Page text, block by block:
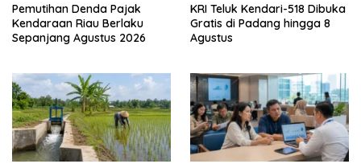
Pemutihan Denda Pajak
Kendaraan Riau Berlaku
Sepanjang Agustus 2026
KRI Teluk Kendari-518 Dibuka
Gratis di Padang hingga 8
Agustus